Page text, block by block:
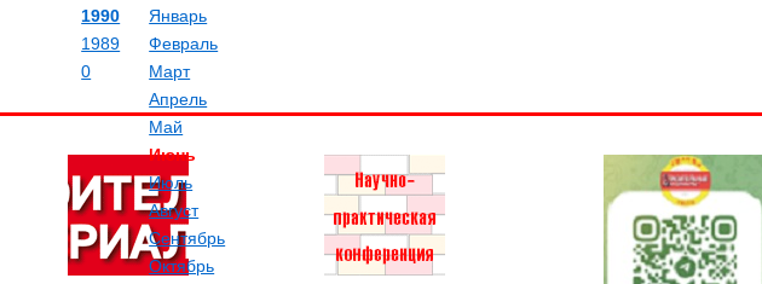
1990
Январь
Февраль
Март
Апрель
Май
Июнь
Июль
Август
Сентябрь
Октябрь
1989
0